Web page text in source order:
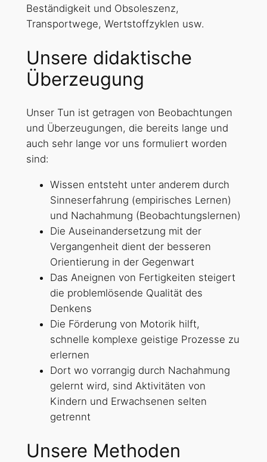
Beständigkeit und Obsoleszenz,
Transportwege, Wertstoffzyklen usw.
Unsere didaktische
Überzeugung
Unser Tun ist getragen von Beobachtungen
und Überzeugungen, die bereits lange und
auch sehr lange vor uns formuliert worden
sind:
Wissen entsteht unter anderem durch
Sinneserfahrung (empirisches Lernen)
und Nachahmung (Beobachtungslernen)
Die Auseinandersetzung mit der
Vergangenheit dient der besseren
Orientierung in der Gegenwart
Das Aneignen von Fertigkeiten steigert
die problemlösende Qualität des
Denkens
Die Förderung von Motorik hilft,
schnelle komplexe geistige Prozesse zu
erlernen
Dort wo vorrangig durch Nachahmung
gelernt wird, sind Aktivitäten von
Kindern und Erwachsenen selten
getrennt
Unsere Methoden